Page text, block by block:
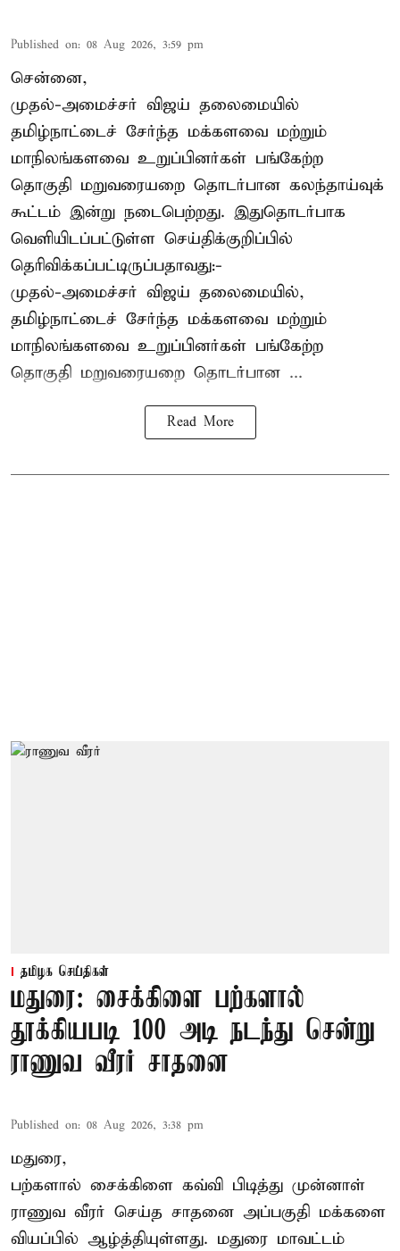
Published on: 08 Aug 2026, 3:59 pm
சென்னை,
முதல்-அமைச்சர் விஜய் தலைமையில்
தமிழ்நாட்டைச் சேர்ந்த மக்களவை மற்றும்
மாநிலங்களவை உறுப்பினர்கள் பங்கேற்ற
தொகுதி மறுவரையறை தொடர்பான கலந்தாய்வுக்
கூட்டம் இன்று நடைபெற்றது. இதுதொடர்பாக
வெளியிடப்பட்டுள்ள செய்திக்குறிப்பில்
தெரிவிக்கப்பட்டிருப்பதாவது:-
முதல்-அமைச்சர் விஜய் தலைமையில்,
தமிழ்நாட்டைச் சேர்ந்த மக்களவை மற்றும்
மாநிலங்களவை உறுப்பினர்கள் பங்கேற்ற
தொகுதி மறுவரையறை தொடர்பான ...
Read More
தமிழக செய்திகள்
மதுரை: சைக்கிளை பற்களால்
தூக்கியபடி 100 அடி நடந்து சென்று
ராணுவ வீரர் சாதனை
Published on: 08 Aug 2026, 3:38 pm
மதுரை,
பற்களால் சைக்கிளை கவ்வி பிடித்து முன்னாள்
ராணுவ வீரர் செய்த சாதனை அப்பகுதி மக்களை
வியப்பில் ஆழ்த்தியுள்ளது. மதுரை மாவட்டம்